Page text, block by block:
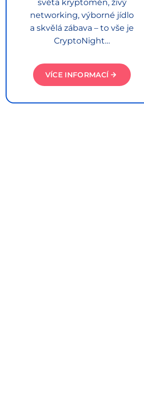
světa kryptoměn, živý
networking, výborné jídlo
a skvělá zábava – to vše je
CryptoNight…
VÍCE INFORMACÍ